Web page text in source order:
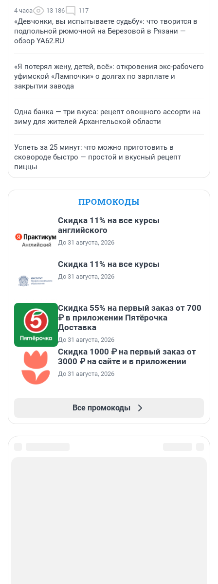
4 часа 13 186 117
«Девчонки, вы испытываете судьбу»: что творится в
подпольной рюмочной на Березовой в Рязани —
обзор YA62.RU
«Я потерял жену, детей, всё»: откровения экс-рабочего
уфимской «Лампочки» о долгах по зарплате и
закрытии завода
Одна банка — три вкуса: рецепт овощного ассорти на
зиму для жителей Архангельской области
Успеть за 25 минут: что можно приготовить в
сковороде быстро — простой и вкусный рецепт
пиццы
ПРОМОКОДЫ
Скидка 11% на все курсы
английского
До 31 августа, 2026
Скидка 11% на все курсы
До 31 августа, 2026
Скидка 55% на первый заказ от 700
₽ в приложении Пятёрочка
Доставка
До 31 августа, 2026
Скидка 1000 ₽ на первый заказ от
3000 ₽ на сайте и в приложении
До 31 августа, 2026
Все промокоды